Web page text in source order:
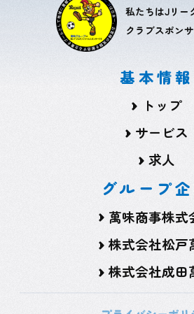
私たちはJリー
クラブスポンサ
基本情報
トップ
サービス
求人
グループ
萬味商事株式
株式会社松戸
株式会社成田